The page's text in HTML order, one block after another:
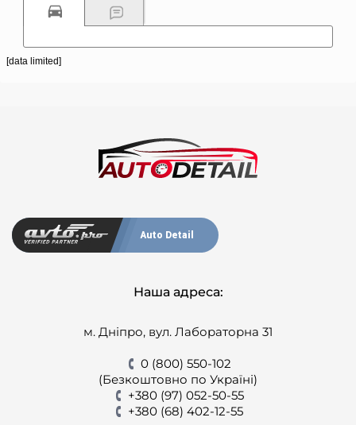
[data limited]
Auto Detail
Наша адреса:
м. Дніпро, вул. Лабораторна 31
0 (800) 550-102
(Безкоштовно по Україні)
+380 (97) 052-50-55
+380 (68) 402-12-55